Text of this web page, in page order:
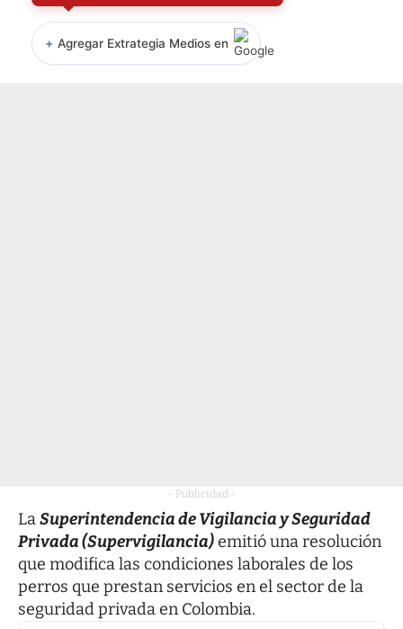
+ Agregar Extrategia Medios en
- Publicidad -
LaSuperintendencia de Vigilancia y Seguridad
Privada (Supervigilancia)emitió una resolución
que modifica las condiciones laborales de los
perros que prestan servicios en el sector de la
seguridad privada en Colombia.